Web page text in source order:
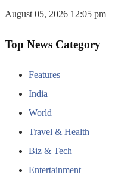
August 05, 2026 12:05 pm
Top News Category
Features
India
World
Travel & Health
Biz & Tech
Entertainment